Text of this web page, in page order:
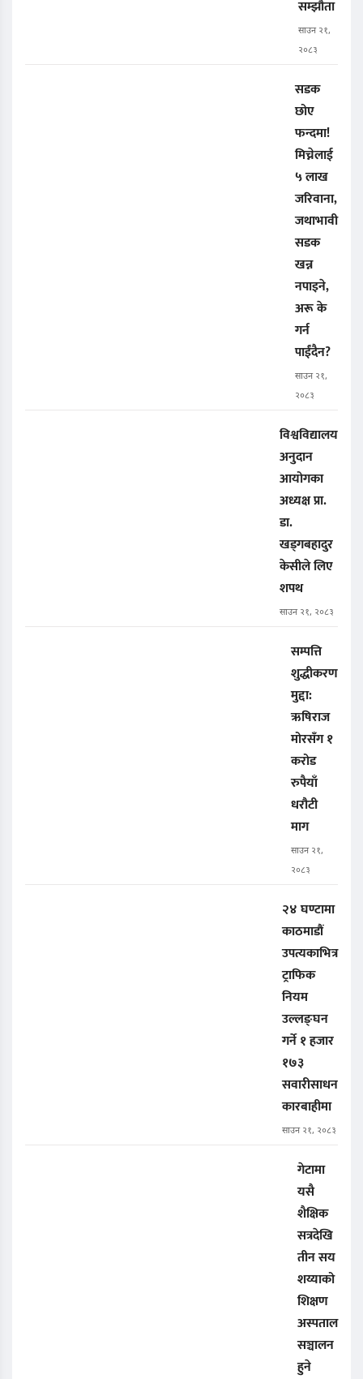
सम्झौता
साउन २१,
२०८३
सडक
छोए
फन्दमा!
मिच्नेलाई
५ लाख
जरिवाना,
जथाभावी
सडक
खन्न
नपाइने,
अरू के
गर्न
पाईंदैन?
साउन २१,
२०८३
विश्वविद्यालय
अनुदान
आयोगका
अध्यक्ष प्रा.
डा.
खड्गबहादुर
केसीले लिए
शपथ
साउन २१, २०८३
सम्पत्ति
शुद्धीकरण
मुद्दा:
ऋषिराज
मोरसँग १
करोड
रुपैयाँ
धरौटी
माग
साउन २१,
२०८३
२४ घण्टामा
काठमाडौं
उपत्यकाभित्र
ट्राफिक
नियम
उल्लङ्घन
गर्ने १ हजार
१७३
सवारीसाधन
कारबाहीमा
साउन २१, २०८३
गेटामा
यसै
शैक्षिक
सत्रदेखि
तीन सय
शय्याको
शिक्षण
अस्पताल
सञ्चालन
हुने